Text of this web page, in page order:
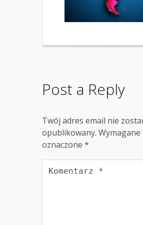
Post a Reply
Twój adres email nie
opublikowany. Wymagane
oznaczone *